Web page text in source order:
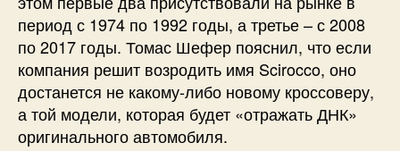
период с 1974 по 1992 годы, а третье – с 2008
по 2017 годы. Томас Шефер пояснил, что если
компания решит возродить имя Scirocco, оно
достанется не какому-либо новому кроссоверу,
а той модели, которая будет «отражать ДНК»
оригинального автомобиля.